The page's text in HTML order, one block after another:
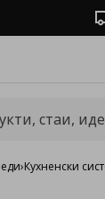
›Кухненски